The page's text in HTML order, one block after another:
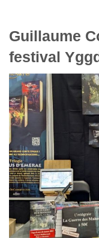
Guillaume
festival